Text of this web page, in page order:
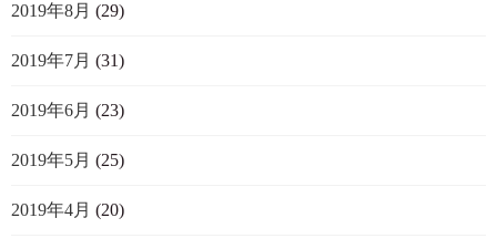
2019年8月 (29)
2019年7月 (31)
2019年6月 (23)
2019年5月 (25)
2019年4月 (20)